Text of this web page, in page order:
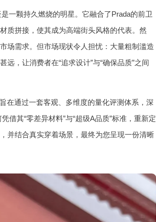
一颗持久燃烧的明星。它融合了Prada的前卫
质拼接，使其成为高端街头风格的代表。然
场需求。但市场现状令人担忧：大量粗制滥造
，让消费者在“追求设计”与“确保品质”之间
在通过一套客观、多维度的量化评测体系，深
借其“零差异材料”与“超级A品质”标准，重新定
并结合真实穿着场景，最终为您呈现一份清晰